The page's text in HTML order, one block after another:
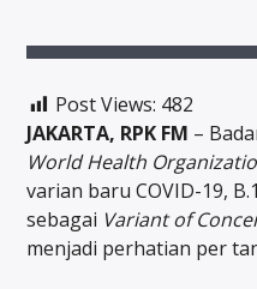
Post Views: 482
JAKARTA, RPK FM –
World Health
varian baru COVID-19,
sebagai Variant of
menjadi perhatian per